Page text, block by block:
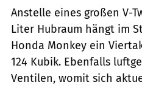
Anstelle eines großen V-
Liter Hubraum hängt im
Honda Monkey ein
124 Kubik. Ebenfalls
Ventilen, womit sich